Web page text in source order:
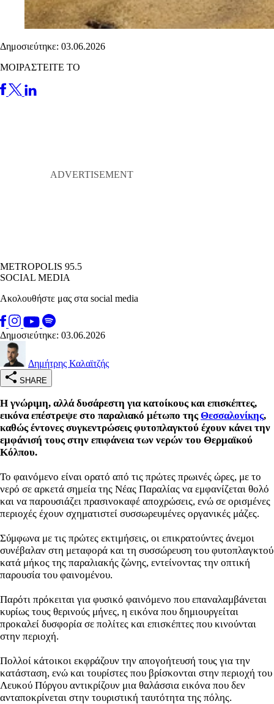
Δημοσιεύτηκε: 03.06.2026
ΜΟΙΡΑΣΤΕΙΤΕ ΤΟ
METROPOLIS 95.5
SOCIAL MEDIA
Ακολουθήστε μας στα social media
Δημοσιεύτηκε: 03.06.2026
Δημήτρης Καλαϊτζής
SHARE
Η γνώριμη, αλλά δυσάρεστη για κατοίκους και επισκέπτες,
εικόνα επέστρεψε στο παραλιακό μέτωπο τηςΘεσσαλονίκης,
καθώς έντονες συγκεντρώσεις φυτοπλαγκτού έχουν κάνει την
εμφάνισή τους στην επιφάνεια των νερών του Θερμαϊκού
Κόλπου.
Το φαινόμενο είναι ορατό από τις πρώτες πρωινές ώρες, με το
νερό σε αρκετά σημεία της Νέας Παραλίας να εμφανίζεται θολό
και να παρουσιάζει πρασινοκαφέ αποχρώσεις, ενώ σε ορισμένες
περιοχές έχουν σχηματιστεί συσσωρευμένες οργανικές μάζες.
Σύμφωνα με τις πρώτες εκτιμήσεις, οι επικρατούντες άνεμοι
συνέβαλαν στη μεταφορά και τη συσσώρευση του φυτοπλαγκτού
κατά μήκος της παραλιακής ζώνης, εντείνοντας την οπτική
παρουσία του φαινομένου.
Παρότι πρόκειται για φυσικό φαινόμενο που επαναλαμβάνεται
κυρίως τους θερινούς μήνες, η εικόνα που δημιουργείται
προκαλεί δυσφορία σε πολίτες και επισκέπτες που κινούνται
στην περιοχή.
Πολλοί κάτοικοι εκφράζουν την απογοήτευσή τους για την
κατάσταση, ενώ και τουρίστες που βρίσκονται στην περιοχή του
Λευκού Πύργου αντικρίζουν μια θαλάσσια εικόνα που δεν
ανταποκρίνεται στην τουριστική ταυτότητα της πόλης.